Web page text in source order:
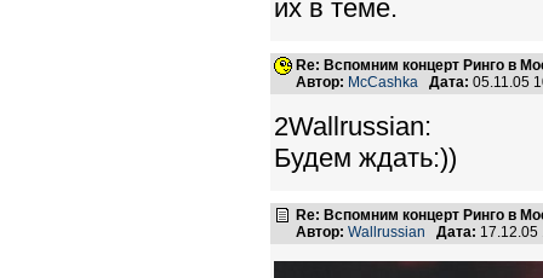
их в теме.
Re: Вспомним концерт Ринго в
Автор: McCashka Дата: 05.11.05
2Wallrussian:
Будем ждать:))
Re: Вспомним концерт Ринго в
Автор: Wallrussian Дата: